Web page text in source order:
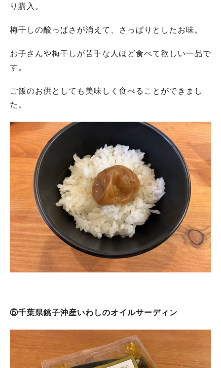
り購入。
梅干しの酸っぱさが消えて、さっぱりとしたお味。
お子さんや梅干しが苦手な人ほど食べて欲しい一品で
す。
ご飯のお供としても美味しく食べることができまし
た。
⑤千葉県銚子沖産いわしのオイルサーディン